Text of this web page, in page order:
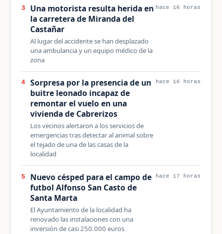
3
Una motorista resulta herida en
la carretera de Miranda del
Castañar
Al lugar del accidente se han desplazado
una ambulancia y un equipo médico de la
zona
hace 16 horas
4
Sorpresa por la presencia de un
buitre leonado incapaz de
remontar el vuelo en una
vivienda de Cabrerizos
Los vecinos alertaron a los servicios de
emergencias tras detectar al animal sobre
el tejado de una de las casas de la
localidad
hace 16 horas
5
Nuevo césped para el campo de
futbol Alfonso San Casto de
Santa Marta
El Ayuntamiento de la localidad ha
renovado las instalaciones con una
inversión de casi 250.000 euros
hace 17 horas